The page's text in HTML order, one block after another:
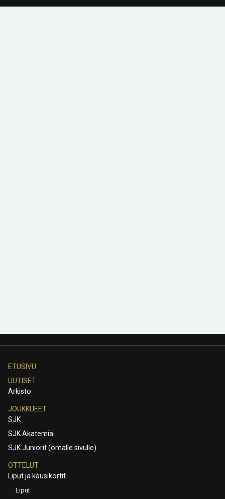
ETUSIVU
UUTISET
Arkisto
JOUKKUEET
SJK
SJK Akatemia
SJK Juniorit (omalle sivulle)
OTTELUT
Liput ja kausikortit
Liput